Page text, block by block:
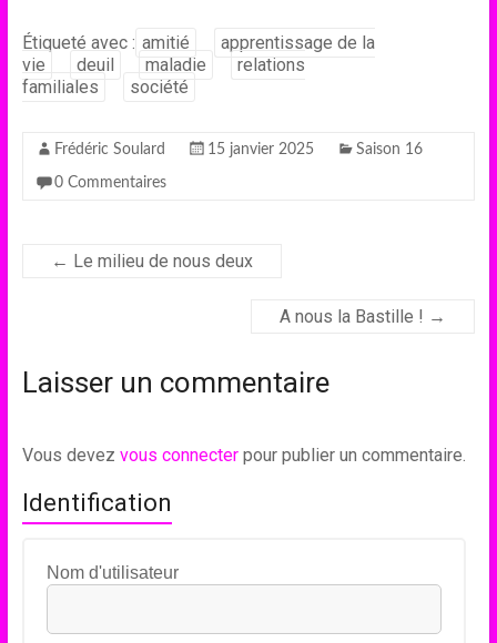
Étiqueté avec : amitié
apprentissage de la
vie
deuil maladie
relations
familiales
société
Frédéric Soulard 15 janvier 2025 Saison 16
0 Commentaires
← Le milieu de nous deux
A nous la Bastille ! →
Laisser un commentaire
Vous devez vous connecterpour publier un commentaire.
Identification
Nom d'utilisateur